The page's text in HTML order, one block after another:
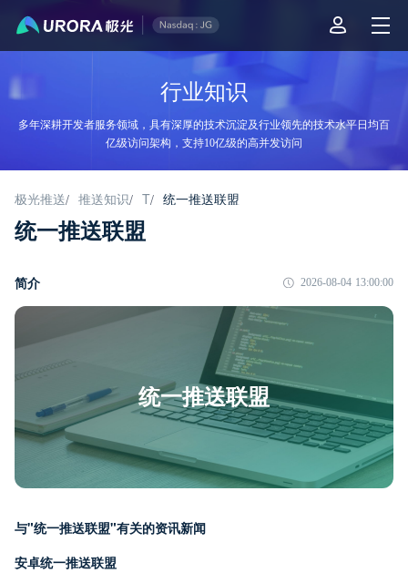
行业知识
多年深耕开发者服务领域，具有深厚的技术沉淀及行业领先的技术水平日均百
亿级访问架构，支持10亿级的高并发访问
极光推送/ 推送知识/ T/ 统一推送联盟
统一推送联盟
简介 2026-08-04 13:00:00
统一推送联盟
与"统一推送联盟"有关的资讯新闻
安卓统一推送联盟